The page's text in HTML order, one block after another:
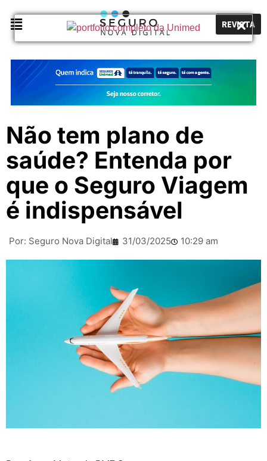
REVISTA
Não tem plano de
saúde? Entenda por
que o Seguro Viagem
é indispensável
Por: Seguro Nova Digital 31/03/2025 10:29 am